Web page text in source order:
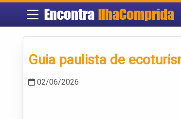
Encontra IlhaComprida
Guia paulista de
02/06/2026